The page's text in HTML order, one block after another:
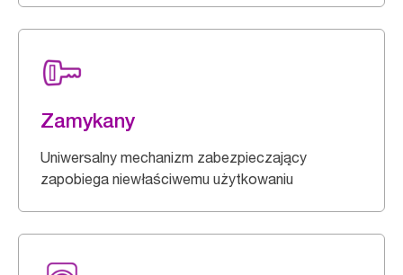
Zamykany
Uniwersalny mechanizm zabezpieczający
zapobiega niewłaściwemu użytkowaniu